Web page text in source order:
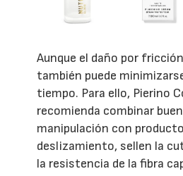
Aunque el daño por
también puede
tiempo. Para ello, Pierino
recomienda combinar
manipulación con
deslizamiento, sellen la
la resistencia de la fibra